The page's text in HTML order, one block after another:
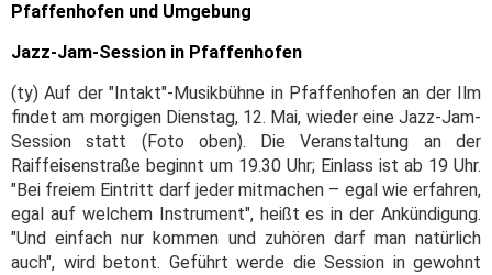
Pfaffenhofen und Umgebung
Jazz-Jam-Session in Pfaffenhofen
(ty) Auf der "Intakt"-Musikbühne in Pfaffenhofen an der Ilm
findet am morgigen Dienstag, 12. Mai, wieder eine Jazz-Jam-
Session statt (Foto oben). Die Veranstaltung an der
Raiffeisenstraße beginnt um 19.30 Uhr; Einlass ist ab 19 Uhr.
"Bei freiem Eintritt darf jeder mitmachen – egal wie erfahren,
egal auf welchem Instrument", heißt es in der Ankündigung.
"Und einfach nur kommen und zuhören darf man natürlich
auch", wird betont. Geführt werde die Session in gewohnt